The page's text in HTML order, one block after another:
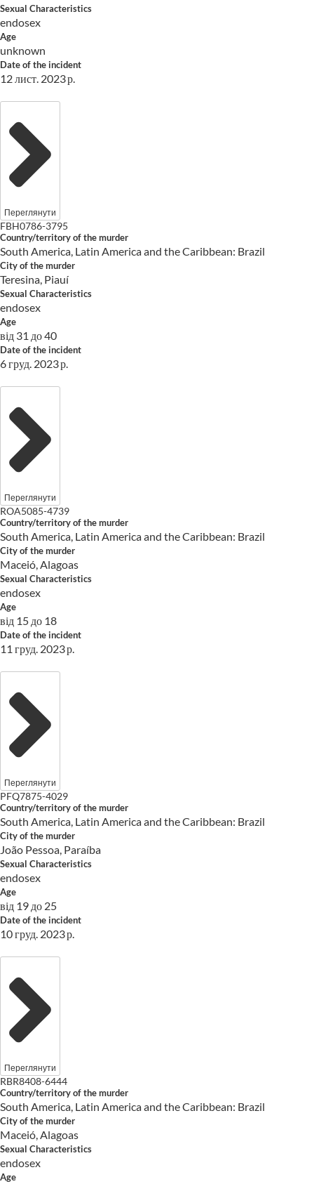
Sexual Characteristics
endosex
Age
unknown
Date of the incident
12 лист. 2023 р.
Переглянути
FBH0786-3795
Country/territory of the murder
South America, Latin America and the Caribbean: Brazil
City of the murder
Teresina, Piauí
Sexual Characteristics
endosex
Age
від 31 до 40
Date of the incident
6 груд. 2023 р.
Переглянути
ROA5085-4739
Country/territory of the murder
South America, Latin America and the Caribbean: Brazil
City of the murder
Maceió, Alagoas
Sexual Characteristics
endosex
Age
від 15 до 18
Date of the incident
11 груд. 2023 р.
Переглянути
PFQ7875-4029
Country/territory of the murder
South America, Latin America and the Caribbean: Brazil
City of the murder
João Pessoa, Paraíba
Sexual Characteristics
endosex
Age
від 19 до 25
Date of the incident
10 груд. 2023 р.
Переглянути
RBR8408-6444
Country/territory of the murder
South America, Latin America and the Caribbean: Brazil
City of the murder
Maceió, Alagoas
Sexual Characteristics
endosex
Age